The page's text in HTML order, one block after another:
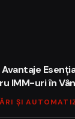
IMM-uri în
ȘI